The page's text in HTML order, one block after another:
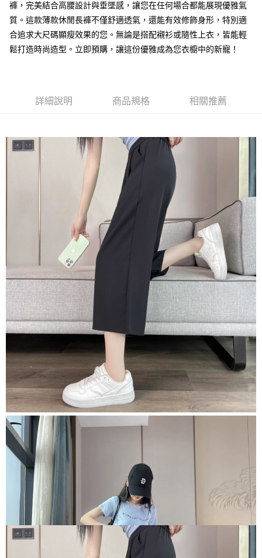
付款後7-11取貨.
每筆NT$130，滿NT$599(含以上)免運費
宅配
褲，完美結合高腰設計與垂墜感，讓您在任何場合都能展現優雅氣
質。這款薄款休閒長褲不僅舒適透氣，還能有效修飾身形，特別適
合追求大尺碼顯瘦效果的您。無論是搭配襯衫或隨性上衣，皆能輕
鬆打造時尚造型。立即預購，讓這份優雅成為您衣櫥中的新寵！
詳細說明 商品規格 相關推薦